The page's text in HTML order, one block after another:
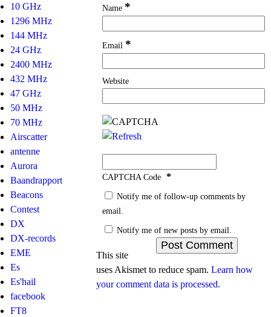
10 GHz
1296 MHz
144 MHz
24 GHz
2400 MHz
432 MHz
47 GHz
50 MHz
70 MHz
Airscatter
antenne
Aurora
Baandrapport
Beacons
Contest
DX
DX-records
EME
Es
Es'hail
facebook
FT8
Name *
Email *
Website
CAPTCHA Code *
Notify me of follow-up comments by
email.
Notify me of new posts by email.
This site
uses Akismet to reduce spam.Learn how
your comment data is processed.